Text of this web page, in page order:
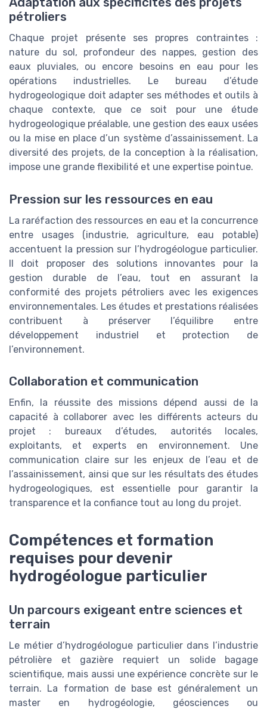
pétroliers
Chaque projet présente ses propres contraintes :
nature du sol, profondeur des nappes, gestion des
eaux pluviales, ou encore besoins en eau pour les
opérations industrielles. Le bureau d’étude
hydrogeologique doit adapter ses méthodes et outils à
chaque contexte, que ce soit pour une étude
hydrogeologique préalable, une gestion des eaux usées
ou la mise en place d’un système d’assainissement. La
diversité des projets, de la conception à la réalisation,
impose une grande flexibilité et une expertise pointue.
Pression sur les ressources en eau
La raréfaction des ressources en eau et la concurrence
entre usages (industrie, agriculture, eau potable)
accentuent la pression sur l’hydrogéologue particulier.
Il doit proposer des solutions innovantes pour la
gestion durable de l’eau, tout en assurant la
conformité des projets pétroliers avec les exigences
environnementales. Les études et prestations réalisées
contribuent à préserver l’équilibre entre
développement industriel et protection de
l’environnement.
Collaboration et communication
Enfin, la réussite des missions dépend aussi de la
capacité à collaborer avec les différents acteurs du
projet : bureaux d’études, autorités locales,
exploitants, et experts en environnement. Une
communication claire sur les enjeux de l’eau et de
l’assainissement, ainsi que sur les résultats des études
hydrogeologiques, est essentielle pour garantir la
transparence et la confiance tout au long du projet.
Compétences et formation
requises pour devenir
hydrogéologue particulier
Un parcours exigeant entre sciences et
terrain
Le métier d’hydrogéologue particulier dans l’industrie
pétrolière et gazière requiert un solide bagage
scientifique, mais aussi une expérience concrète sur le
terrain. La formation de base est généralement un
master en hydrogéologie, géosciences ou